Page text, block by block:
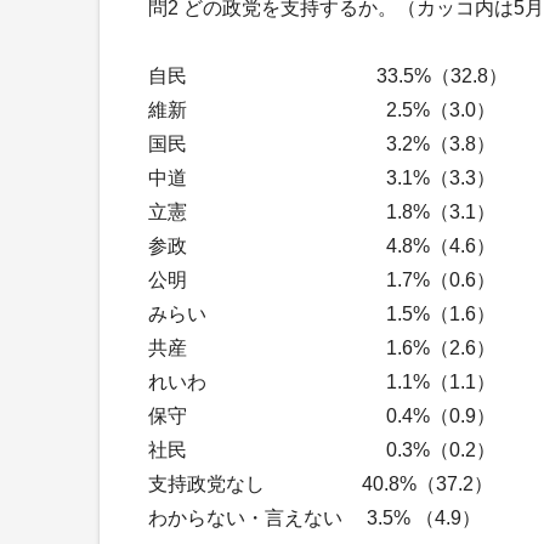
問2 どの政党を支持するか。（カッコ内は5
自民 33.5%（32.8）
維新 2.5%（3.0）
国民 3.2%（3.8）
中道 3.1%（3.3）
立憲 1.8%（3.1）
参政 4.8%（4.6）
公明 1.7%（0.6）
みらい 1.5%（1.6）
共産 1.6%（2.6）
れいわ 1.1%（1.1）
保守 0.4%（0.9）
社民 0.3%（0.2）
支持政党なし 40.8%（37.2）
わからない・言えない 3.5% （4.9）